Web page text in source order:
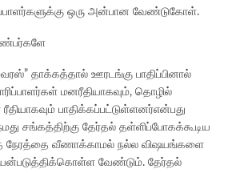
ஒரு அன்பான வேண்டுகோள்.
தாக்கத்தால் ஊரடங்கு பாதிப்பினால்
மனரீதியாகவும், தொழில்
ரீதியாகவும் பாதிக்கப்பட்டுள்ளனர்என்பது
சங்கத்திற்கு தேர்தல் தள்ளிப்போகக்கூடிய
நேரத்தை வீணாக்காமல் நல்ல விஷயங்களை
வேண்டும். தேர்தல்